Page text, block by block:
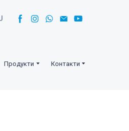
Продукти Контакти